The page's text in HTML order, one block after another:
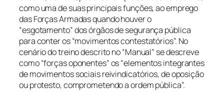
como uma de suas principais funções, ao emprego
das Forças Armadas quando houver o
“esgotamento” dos órgãos de segurança pública
para conter os “movimentos contestatórios”. No
cenário do treino descrito no “Manual” se descreve
como “forças oponentes” os “elementos integrantes
de movimentos sociais reivindicatórios, de oposição
ou protesto, comprometendo a ordem pública”.